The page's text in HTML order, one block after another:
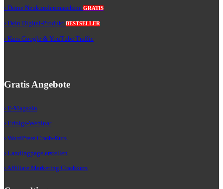
› Deine Neukundenmaschine GRATIS
› Dein Digital-Produkt BESTSELLER
› Kurs Google & YouTube Traffic
Gratis Angebote
› E-Magazin
› Erfolgs-Webinar
› WordPress Crash-Kurs
› Landingpage erstellen
› Affiliate Marketing Crashkurs